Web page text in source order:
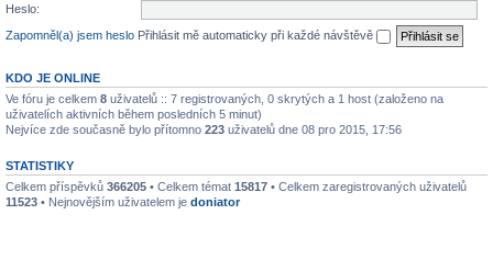
Heslo:
Zapomněl(a) jsem heslo Přihlásit mě automaticky při každé návštěvě
KDO JE ONLINE
Ve fóru je celkem 8 uživatelů :: 7 registrovaných, 0 skrytých a 1 host (založeno na
uživatelích aktivních během posledních 5 minut)
Nejvíce zde současně bylo přítomno 223 uživatelů dne 08 pro 2015, 17:56
STATISTIKY
Celkem příspěvků 366205 • Celkem témat 15817 • Celkem zaregistrovaných uživatelů
11523 • Nejnovějším uživatelem je doniator